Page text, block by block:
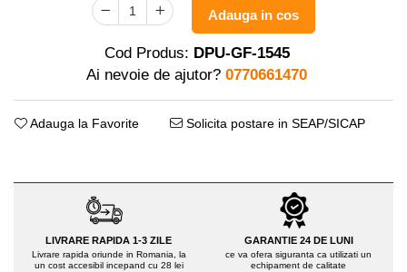
Aparat spalat cu presiune
Batoze porumb
Bricolaj
Curatare pavaj
Echipamente pentru atelier
Grill-uri si gratare
Lopeti pentru zapada
Echipamente electrice
Aparate de aer conditionat
Bormasini cu coloana
Masini de frezat
Capsatoare electrice
Scripeti si macarale
Adauga in cos
Cod Produs: DPU-GF-1545
Ai nevoie de ajutor? 0770661470
Adauga la Favorite Solicita postare in SEAP/SICAP
LIVRARE RAPIDA 1-3 ZILE
Livrare rapida oriunde in Romania, la
un cost accesibil incepand cu 28 lei
GARANTIE 24 DE LUNI
ce va ofera siguranta ca utilizati un
echipament de calitate